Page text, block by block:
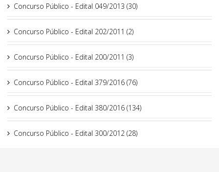
Concurso Público - Edital 049/2013 (30)
Concurso Público - Edital 202/2011 (2)
Concurso Público - Edital 200/2011 (3)
Concurso Público - Edital 379/2016 (76)
Concurso Público - Edital 380/2016 (134)
Concurso Público - Edital 300/2012 (28)